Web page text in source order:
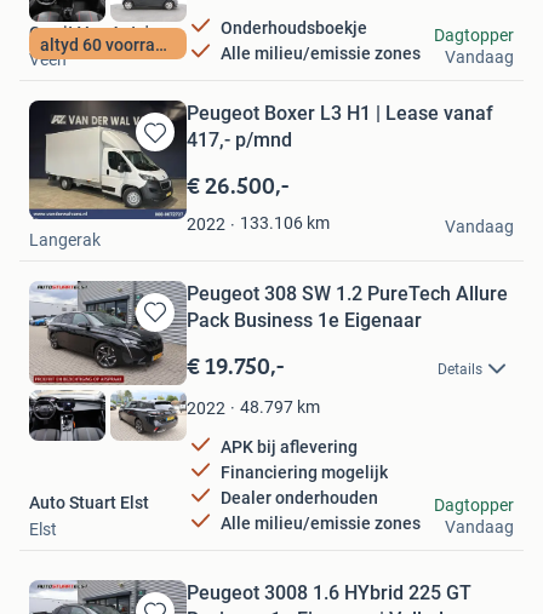
altyd 60 voorradig
Onderhoudsboekje
Alle milieu/emissie zones
Gerrit Vos Auto's
Veen
Dagtopper
Vandaag
Bewaren
in
Mijn
Favorieten
Peugeot Boxer L3 H1 | Lease vanaf
417,- p/mnd
€ 26.500,-
2022 133.106 km
Van der Wal Vans
Langerak
Vandaag
Bewaren
in
Mijn
Favorieten
Peugeot 308 SW 1.2 PureTech Allure
Pack Business 1e Eigenaar
€ 19.750,- Details
2022 48.797 km
APK bij aflevering
Financiering mogelijk
Dealer onderhouden
Alle milieu/emissie zones
Auto Stuart Elst
Elst
Dagtopper
Vandaag
Peugeot 3008 1.6 HYbrid 225 GT